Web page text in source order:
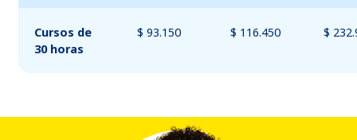
Cursos de
30 horas
$ 93.150 $ 116.450 $